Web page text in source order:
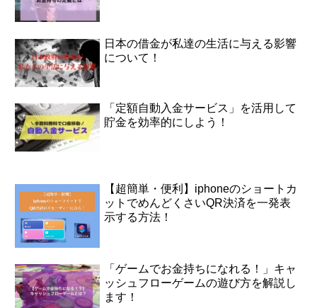
日本の借金が私達の生活に与える影響
について！
「定額自動入金サービス」を活用して
貯金を効率的にしよう！
【超簡単・便利】iphoneのショートカ
ットでめんどくさいQR決済を一発表
示する方法！
「ゲームでお金持ちになれる！」キャ
ッシュフローゲームの遊び方を解説し
ます！